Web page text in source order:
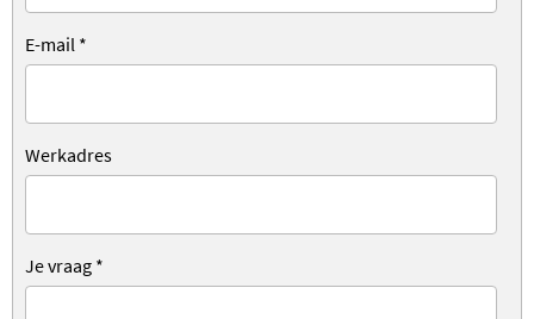
E-mail *
Werkadres
Je vraag *